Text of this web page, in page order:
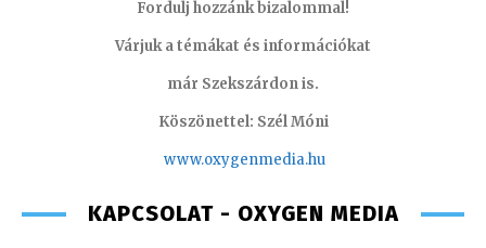
Fordulj hozzánk bizalommal!
Várjuk a témákat és információkat
már Szekszárdon is.
Köszönettel: Szél Móni
www.oxygenmedia.hu
KAPCSOLAT - OXYGEN MEDIA